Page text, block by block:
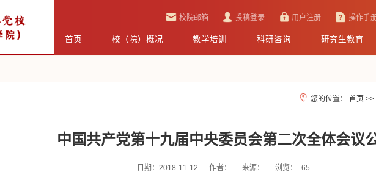
校院邮箱 投稿登录 用户注册 操作手
首页 校（院）概况 教学培训 科研咨询 研究生教育
您的位置： 首页 >>
中国共产党第十九届中央委员会第二次全体会议
日期：2018-11-12 作者： 来源： 浏览： 65